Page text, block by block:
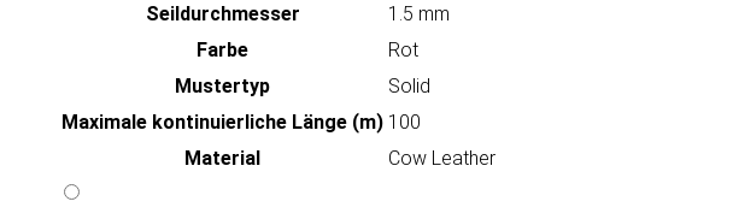
Seildurchmesser
1.5 mm
Farbe
Rot
Mustertyp
Solid
Maximale kontinuierliche Länge (m) 100
Material
Cow Leather